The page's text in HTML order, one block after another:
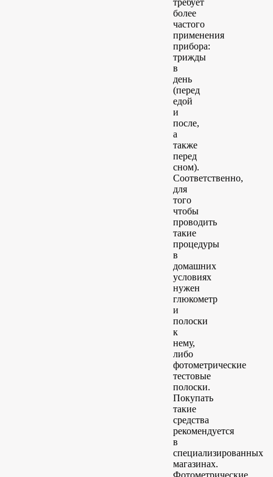
требует
более
частого
применения
прибора:
трижды
в
день
(перед
едой
и
после,
а
также
перед
сном).
Соответственно,
для
того
чтобы
проводить
такие
процедуры
в
домашних
условиях
нужен
глюкометр
и
полоски
к
нему,
либо
фотометрические
тестовые
полоски.
Покупать
такие
средства
рекомендуется
в
специализированных
магазинах.
Фотометрические